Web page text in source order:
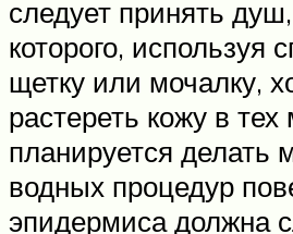
следует принять
которого, используя
щетку или мочалку,
растереть кожу в тех
планируется делать
водных процедур
эпидермиса должна